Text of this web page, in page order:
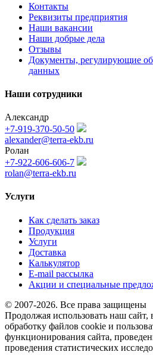
Контакты
Реквизиты предприятия
Наши вакансии
Наши добрые дела
Отзывы
Документы, регулирующие
данных
Наши сотрудники
Александр
+7-919-370-50-50
alexander@terra-ekb.ru
Ролан
+7-922-606-606-7
rolan@terra-ekb.ru
Услуги
Как сделать заказ
Продукция
Услуги
Доставка
Калькулятор
E-mail рассылка
Акции и специальные
© 2007-2026. Все права защищены
Продолжая использовать наш сайт,
обработку файлов cookie и
функционирования сайта,
проведения статистических